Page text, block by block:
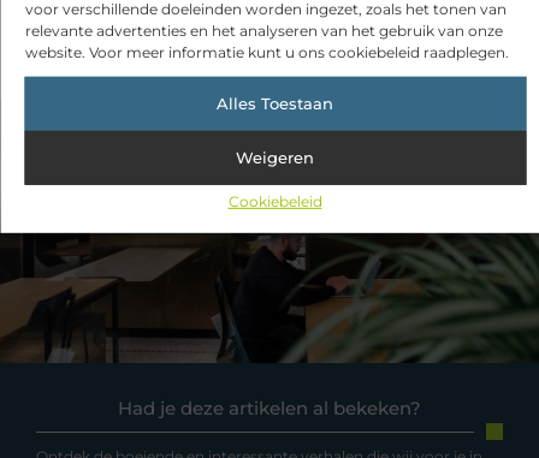
voor verschillende doeleinden worden ingezet, zoals het tonen van
relevante advertenties en het analyseren van het gebruik van onze
website. Voor meer informatie kunt u ons cookiebeleid raadplegen.
Alles Toestaan
Weigeren
Cookiebeleid
en achteromgangen
Had je deze artikelen al bekeken?
De Beste Opslag in Purmerend voor Jouw Behoeften Duurzaam en functioneel: de beste keuze voor werkende professionals